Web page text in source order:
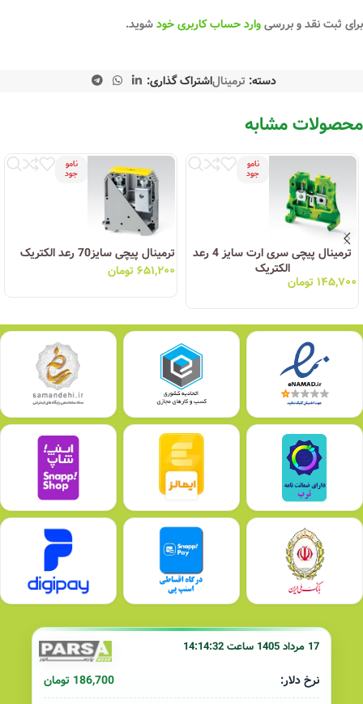
برای ثبت نقد و بررسیوارد حساب کاربری خودشوید.
دسته: ترمینالاشتراک گذاری:
محصولات مشابه
نامو
جود
ترمینال پیچی سری ارت سایز 4 رعد
الکتریک
۱۴۵,۷۰۰ تومان
نامو
جود
ترمینال پیچی سایز70 رعد الکتریک
۶۵۱,۲۰۰تومان
17 مرداد 1405 ساعت 14:14:32
نرخ دلار:
186,700 تومان